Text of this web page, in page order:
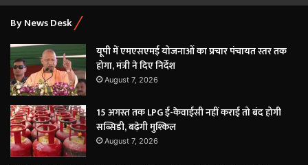
By News Desk
यूपी में एमएसएमई योजनाओं का प्रचार पंचायत स्तर तक
होगा, मंत्री ने दिए निर्देश
August 7, 2026
15 अगस्त तक LPG ई-केवाईसी नहीं कराई तो बंद होगी
सब्सिडी, बढ़ेगी मुश्किल
August 7, 2026